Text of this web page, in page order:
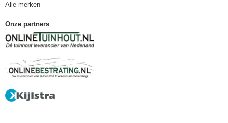
Alle merken
Onze partners